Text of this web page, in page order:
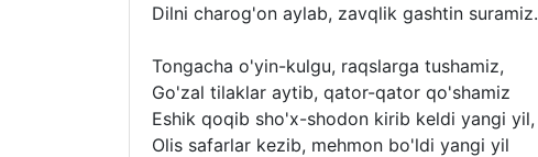
Dilni charog'on aylab, zavqlik gashtin suramiz.
Tongacha o'yin-kulgu, raqslarga tushamiz,
Go'zal tilaklar aytib, qator-qator qo'shamiz
Eshik qoqib sho'x-shodon kirib keldi yangi yil,
Olis safarlar kezib, mehmon bo'ldi yangi yil